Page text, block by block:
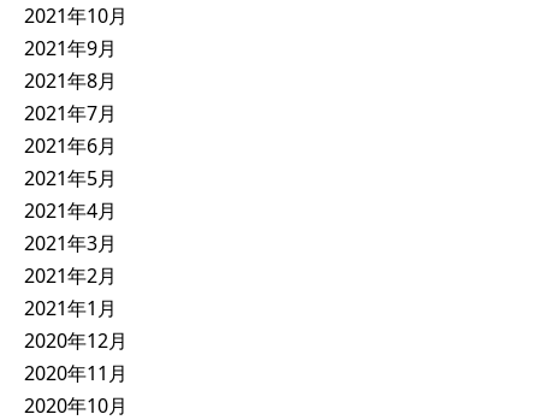
2021年10月
2021年9月
2021年8月
2021年7月
2021年6月
2021年5月
2021年4月
2021年3月
2021年2月
2021年1月
2020年12月
2020年11月
2020年10月